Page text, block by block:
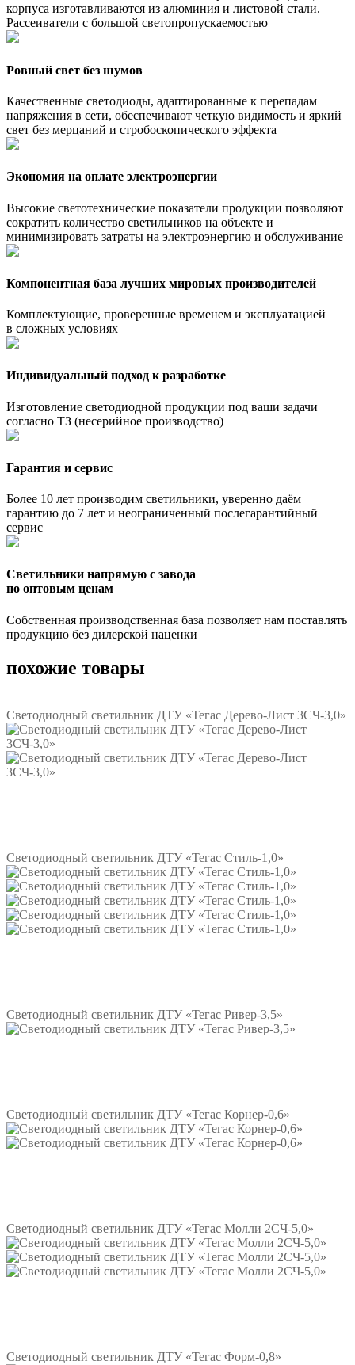
корпуса изготавливаются из алюминия и листовой стали.
Рассеиватели с большой светопропускаемостью
Ровный свет без шумов
Качественные светодиоды, адаптированные к перепадам
напряжения в сети, обеспечивают четкую видимость и яркий
свет без мерцаний и стробоскопического эффекта
Экономия на оплате электроэнергии
Высокие светотехнические показатели продукции позволяют
сократить количество светильников на объекте и
минимизировать затраты на электроэнергию и обслуживание
Компонентная база лучших мировых производителей
Комплектующие, проверенные временем и эксплуатацией
в сложных условиях
Индивидуальный подход к разработке
Изготовление светодиодной продукции под ваши задачи
согласно ТЗ (несерийное производство)
Гарантия и сервис
Более 10 лет производим светильники, уверенно даём
гарантию до 7 лет и неограниченный послегарантийный
сервис
Светильники напрямую с завода
по оптовым ценам
Собственная производственная база позволяет нам поставлять
продукцию без дилерской наценки
похожие товары
Светодиодный светильник ДТУ «Тегас Дерево-Лист 3СЧ-3,0»
Светодиодный светильник ДТУ «Тегас Стиль-1,0»
Светодиодный светильник ДТУ «Тегас Ривер-3,5»
Светодиодный светильник ДТУ «Тегас Корнер-0,6»
Светодиодный светильник ДТУ «Тегас Молли 2СЧ-5,0»
Светодиодный светильник ДТУ «Тегас Форм-0,8»